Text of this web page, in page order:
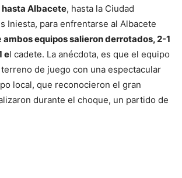
Albacete, hasta la Ciudad
Iniesta, para enfrentarse al Albacete
ambos equipos salieron derrotados, 2-1
el cadete. La anécdota, es que el equipo
de juego con una espectacular
local, que reconocieron el gran
durante el choque, un partido de